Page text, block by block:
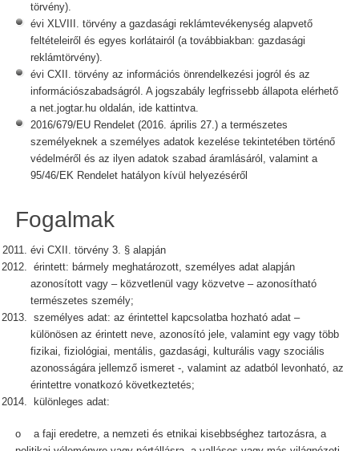
törvény).
évi XLVIII. törvény a gazdasági reklámtevékenység alapvető
feltételeiről és egyes korlátairól (a továbbiakban: gazdasági
reklámtörvény).
évi CXII. törvény az információs önrendelkezési jogról és az
információszabadságról. A jogszabály legfrissebb állapota elérhető
a net.jogtar.hu oldalán, ide kattintva.
2016/679/EU Rendelet (2016. április 27.) a természetes
személyeknek a személyes adatok kezelése tekintetében történő
védelméről és az ilyen adatok szabad áramlásáról, valamint a
95/46/EK Rendelet hatályon kívül helyezéséről
Fogalmak
évi CXII. törvény 3. § alapján
érintett: bármely meghatározott, személyes adat alapján
azonosított vagy – közvetlenül vagy közvetve – azonosítható
természetes személy;
személyes adat: az érintettel kapcsolatba hozható adat –
különösen az érintett neve, azonosító jele, valamint egy vagy több
fizikai, fiziológiai, mentális, gazdasági, kulturális vagy szociális
azonosságára jellemző ismeret -, valamint az adatból levonható, az
érintettre vonatkozó következtetés;
különleges adat:
o a faji eredetre, a nemzeti és etnikai kisebbséghez tartozásra, a